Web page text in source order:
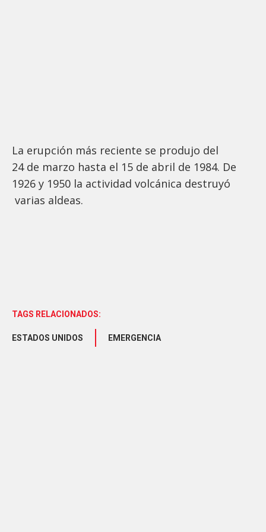
La erupción más reciente se produjo del
24 de marzo hasta el 15 de abril de 1984. De
1926 y 1950 la actividad volcánica destruyó
varias aldeas.
TAGS RELACIONADOS:
ESTADOS UNIDOS EMERGENCIA